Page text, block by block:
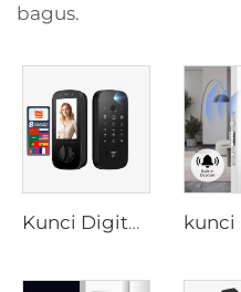
bagus.
Kunci Digital Elektrik Pintar dengan Pengenalan Sidik Jari Pembuluh Darah Kartu untuk Rumah Tenon K10 Pro